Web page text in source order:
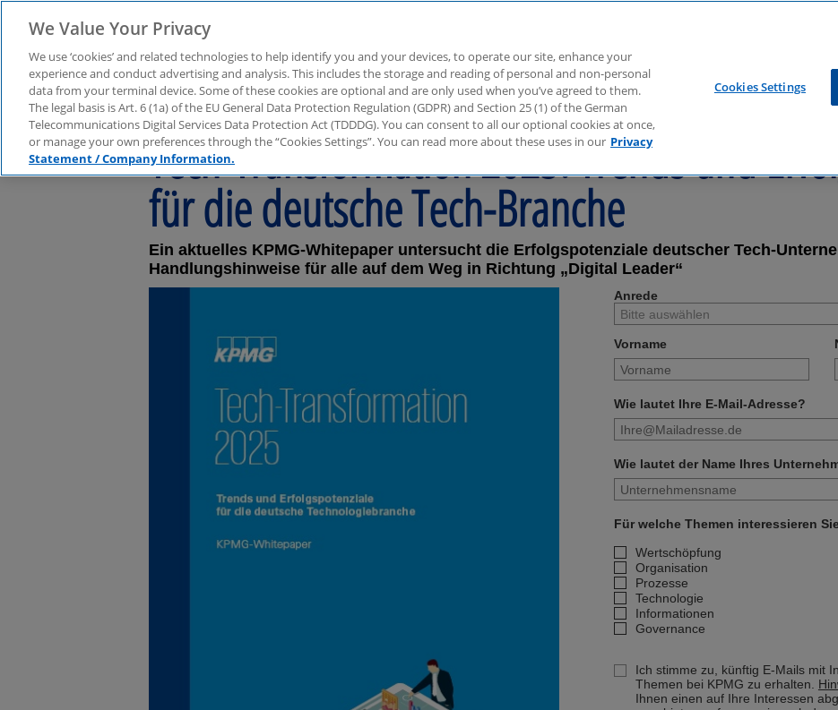
Tech-Transformation 2025: Trends und
für die deutsche Tech-Branche
Ein aktuelles KPMG-Whitepaper untersucht die Erfolgspotenziale deutscher Tech-
Handlungshinweise für alle auf dem Weg in Richtung „Digital Leader“
Anrede
Vorname
Wie lautet Ihre E-Mail-Adresse?
Wie lautet der Name Ihres
Für welche Themen interessieren
Wertschöpfung
Organisation
Prozesse
Technologie
Informationen
Governance
Ich stimme zu, künftig E-Mails mit
Themen bei KPMG zu erhalten.
Ihnen einen auf Ihre Interessen
We Value Your Privacy
We use ‘cookies’ and related technologies to help identify you and your devices, to operate our site, enhance your
experience and conduct advertising and analysis. This includes the storage and reading of personal and non-personal
data from your terminal device. Some of these cookies are optional and are only used when you’ve agreed to them.
The legal basis is Art. 6 (1a) of the EU General Data Protection Regulation (GDPR) and Section 25 (1) of the German
Telecommunications Digital Services Data Protection Act (TDDDG). You can consent to all our optional cookies at once,
or manage your own preferences through the “Cookies Settings”. You can read more about these uses in our Privacy
Statement / Company Information.
Cookies Settings